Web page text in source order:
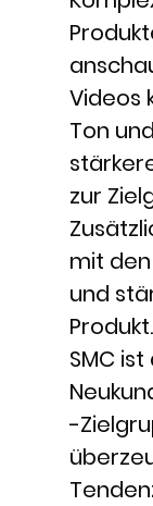
Videos
Ton
zur
mit
und
SMC
-